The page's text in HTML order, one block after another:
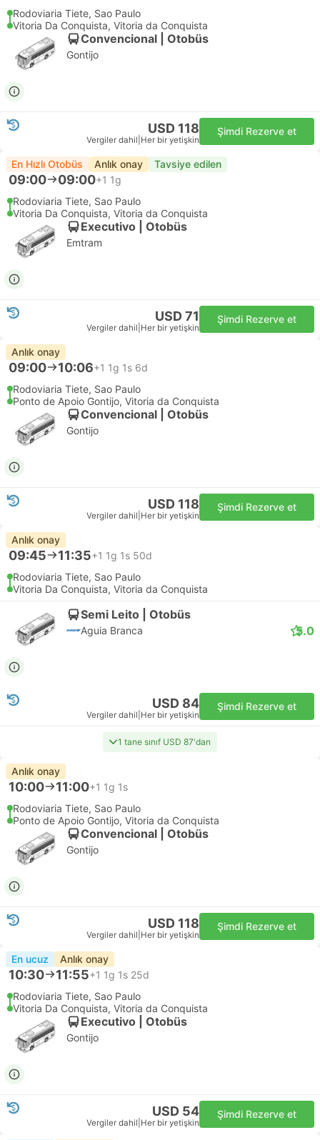
Rodoviaria Tiete, Sao Paulo
Vitoria Da Conquista, Vitoria da Conquista
Convencional | Otobüs
Gontijo
USD 118
Vergiler dahil Her bir yetişkin
Şimdi Rezerve et
En Hızlı Otobüs Anlık onay Tavsiye edilen
09:00 09:00+1 1g
Rodoviaria Tiete, Sao Paulo
Vitoria Da Conquista, Vitoria da Conquista
Executivo | Otobüs
Emtram
USD 71
Vergiler dahil Her bir yetişkin
Şimdi Rezerve et
Anlık onay
09:00 10:06+1 1g 1s 6d
Rodoviaria Tiete, Sao Paulo
Ponto de Apoio Gontijo, Vitoria da Conquista
Convencional | Otobüs
Gontijo
USD 118
Vergiler dahil Her bir yetişkin
Şimdi Rezerve et
Anlık onay
09:45 11:35+1 1g 1s 50d
Rodoviaria Tiete, Sao Paulo
Vitoria Da Conquista, Vitoria da Conquista
Semi Leito | Otobüs
Aguia Branca 5.0
USD 84
Vergiler dahil Her bir yetişkin
Şimdi Rezerve et
1 tane sınıf USD 87'dan
Anlık onay
10:00 11:00+1 1g 1s
Rodoviaria Tiete, Sao Paulo
Ponto de Apoio Gontijo, Vitoria da Conquista
Convencional | Otobüs
Gontijo
USD 118
Vergiler dahil Her bir yetişkin
Şimdi Rezerve et
En ucuz Anlık onay
10:30 11:55+1 1g 1s 25d
Rodoviaria Tiete, Sao Paulo
Vitoria Da Conquista, Vitoria da Conquista
Executivo | Otobüs
Gontijo
USD 54
Vergiler dahil Her bir yetişkin
Şimdi Rezerve et